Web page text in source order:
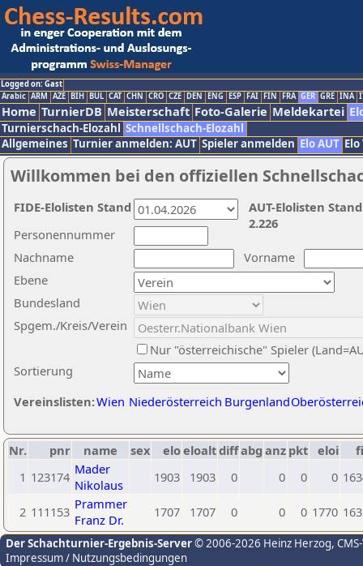
Logged on: Gast
Arabic ARM AZE BIH BUL CAT CHN CRO CZE DEN ENG ESP FAI FIN FRA GER GRE INA
Home TurnierDB Meisterschaft Foto-Galerie Meldekartei
Turnierschach-Elozahl Schnellschach-Elozahl
Allgemeines Turnier anmelden: AUT Spieler anmelden Elo AUT
Willkommen bei den offiziellen
Nachname
Vorname
Ebene
Sortierung
Personennummer
Bundesland
Spgem./Kreis/Verein
Nur "österreichische" Spieler
Vereinslisten:Wien Niederösterreich Burgenland
AUT-Elolisten
2.226
FIDE-Elolisten Stand
Nr. pnr name sex eloeloaltdiffabg anz pkt eloi
1 123174 Mader
Nikolaus
1903 1903 0 0 0 0
2 111153 Prammer
Franz Dr.
1707 1707 0 0 0 1770
Der Schachturnier-Ergebnis-Server© 2006-2026 Heinz Herzog,
Impressum / Nutzungsbedingungen